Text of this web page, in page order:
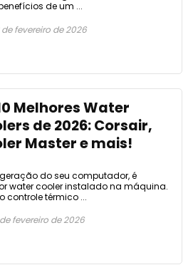
de um ...
de fevereiro de 2026
Melhores Water
de 2026: Corsair,
Master e mais!
do seu computador, é
water cooler instalado na máquina.
controle térmico ...
de fevereiro de 2026